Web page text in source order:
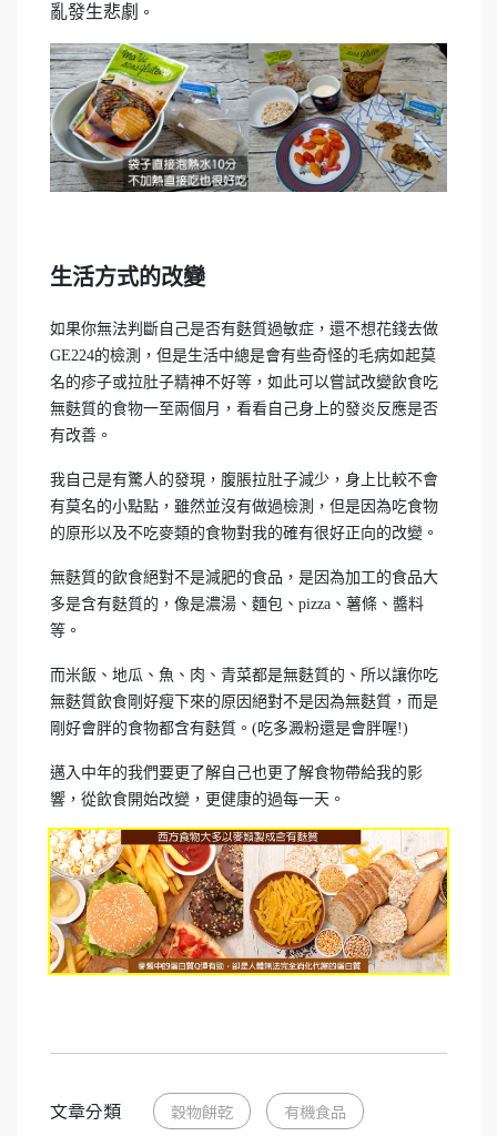
亂發生悲劇 。
生活方式的改變
如果你無法判斷自己是否有麩質過敏症，還不想花錢去做
GE224的檢測，但是生活中總是會有些奇怪的毛病如起莫
名的疹子或拉肚子精神不好等，如此可以嘗試改變飲食吃
無麩質的食物一至兩個月，看看自己身上的發炎反應是否
有改善。
我自己是有驚人的發現，腹脹拉肚子減少，身上比較不會
有莫名的小點點，雖然並沒有做過檢測，但是因為吃食物
的原形以及不吃麥類的食物對我的確有很好正向的改變。
無麩質的飲食絕對不是減肥的食品，是因為加工的食品大
多是含有麩質的，像是濃湯、麵包、pizza、薯條、醬料
等。
而米飯、地瓜、魚、肉、青菜都是無麩質的、所以讓你吃
無麩質飲食剛好瘦下來的原因絕對不是因為無麩質，而是
剛好會胖的食物都含有麩質。(吃多澱粉還是會胖喔!)
邁入中年的我們要更了解自己也更了解食物帶給我的影
響，從飲食開始改變，更健康的過每一天。
文章分類 穀物餅乾 有機食品